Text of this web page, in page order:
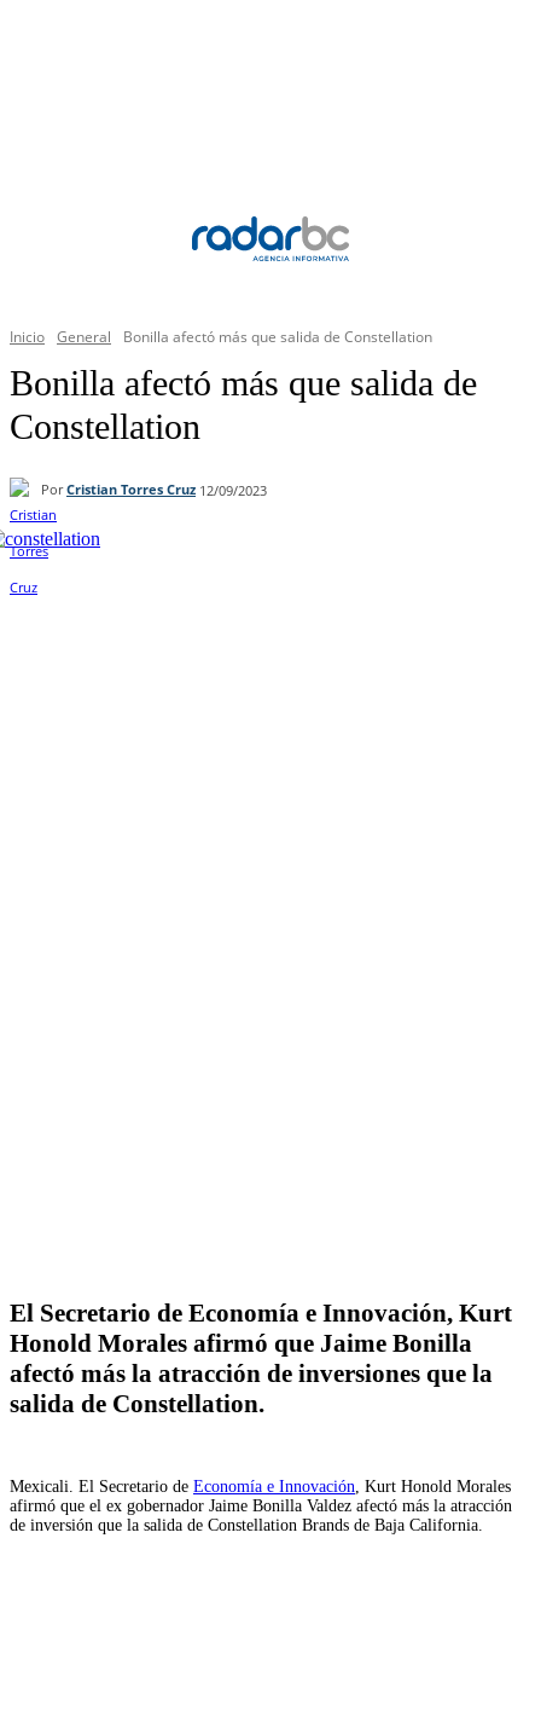
Inicio General Bonilla afectó más que salida de Constellation
Bonilla afectó más que salida de
Constellation
Por Cristian Torres Cruz 12/09/2023
El Secretario de Economía e Innovación, Kurt
Honold Morales afirmó que Jaime Bonilla
afectó más la atracción de inversiones que la
salida de Constellation.
Mexicali. El Secretario de Economía e Innovación , Kurt Honold Morales
afirmó que el ex gobernador Jaime Bonilla Valdez afectó más la atracción
de inversión que la salida de Constellation Brands de Baja California.